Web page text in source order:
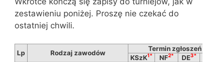
zestawieniu poniżej. Proszę nie czekać do
ostatniej chwili.
Lp Rodzaj zawodów
Termin zgłoszeń
KSzK1* NF2* DE3*